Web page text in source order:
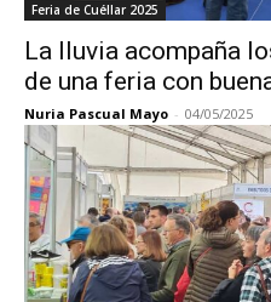
Feria de Cuéllar 2025
La lluvia acompaña
de una feria con
Nuria Pascual Mayo - 04/05/2025